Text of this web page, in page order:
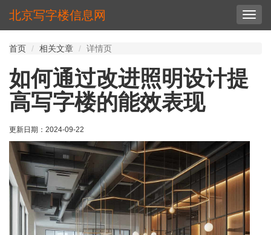
切
北京写字楼信息网
首页 相关文章 详情页
如何通过改进照明设计提
高写字楼的能效表现
更新日期： 2024-09-22